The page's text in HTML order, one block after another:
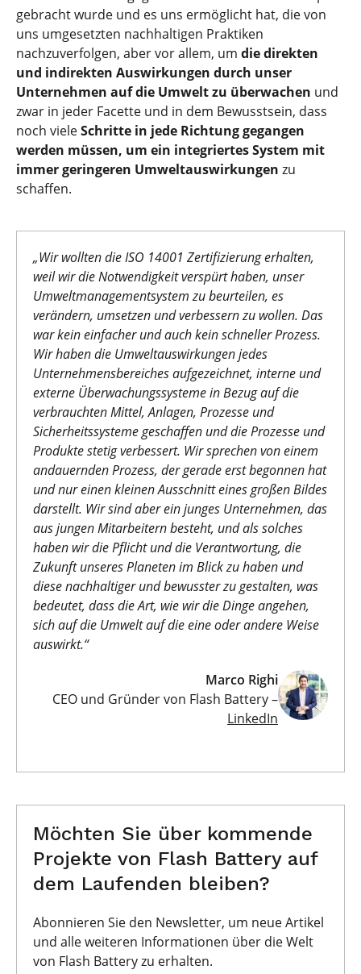
gebracht wurde und es uns ermöglicht hat, die von
uns umgesetzten nachhaltigen Praktiken
nachzuverfolgen, aber vor allem, um die direkten
und indirekten Auswirkungen durch unser
Unternehmen auf die Umwelt zu überwachen und
zwar in jeder Facette und in dem Bewusstsein, dass
noch vieleSchritte in jede Richtung gegangen
werden müssen, um ein integriertes System mit
immer geringeren Umweltauswirkungen zu
schaffen.
„Wir wollten die ISO 14001 Zertifizierung erhalten,
weil wir die Notwendigkeit verspürt haben, unser
Umweltmanagementsystem zu beurteilen, es
verändern, umsetzen und verbessern zu wollen. Das
war kein einfacher und auch kein schneller Prozess.
Wir haben die Umweltauswirkungen jedes
Unternehmensbereiches aufgezeichnet, interne und
externe Überwachungssysteme in Bezug auf die
verbrauchten Mittel, Anlagen, Prozesse und
Sicherheitssysteme geschaffen und die Prozesse und
Produkte stetig verbessert. Wir sprechen von einem
andauernden Prozess, der gerade erst begonnen hat
und nur einen kleinen Ausschnitt eines großen Bildes
darstellt. Wir sind aber ein junges Unternehmen, das
aus jungen Mitarbeitern besteht, und als solches
haben wir die Pflicht und die Verantwortung, die
Zukunft unseres Planeten im Blick zu haben und
diese nachhaltiger und bewusster zu gestalten, was
bedeutet, dass die Art, wie wir die Dinge angehen,
sich auf die Umwelt auf die eine oder andere Weise
auswirkt.“
Marco Righi
CEO und Gründer von Flash Battery –
LinkedIn
Möchten Sie über kommende
Projekte von Flash Battery auf
dem Laufenden bleiben?
Abonnieren Sie den Newsletter, um neue Artikel
und alle weiteren Informationen über die Welt
von Flash Battery zu erhalten.